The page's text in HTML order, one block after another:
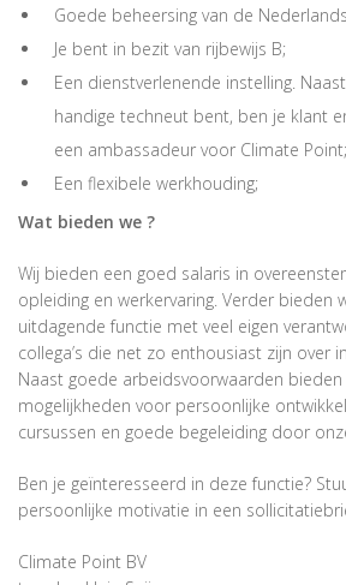
Goede beheersing van de
Je bent in bezit van rijbewijs B;
Een dienstverlenende instelling.
handige techneut bent, ben je klant
een ambassadeur voor Climate Point;
Een flexibele werkhouding;
Wat bieden we ?
Wij bieden een goed salaris in
opleiding en werkervaring. Verder bieden
uitdagende functie met veel eigen
collega’s die net zo enthousiast zijn over
Naast goede arbeidsvoorwaarden
mogelijkheden voor persoonlijke
cursussen en goede begeleiding door
Ben je geïnteresseerd in deze functie?
persoonlijke motivatie in een
Climate Point BV